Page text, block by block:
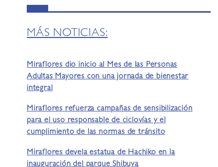
MÁS NOTICIAS:
Miraflores dio inicio al Mes de las Personas
Adultas Mayores con una jornada de bienestar
integral
Miraflores refuerza campañas de sensibilización
para el uso responsable de ciclovías y el
cumplimiento de las normas de tránsito
Miraflores devela estatua de Hachiko en la
inauguración del parque Shibuya